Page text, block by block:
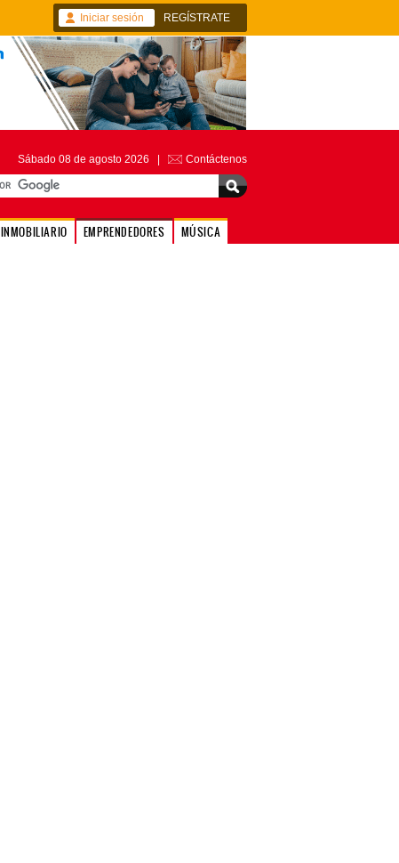
Iniciar sesión REGÍSTRATE
Sábado 08 de agosto 2026 | Contáctenos
INMOBILIARIO EMPRENDEDORES MÚSICA